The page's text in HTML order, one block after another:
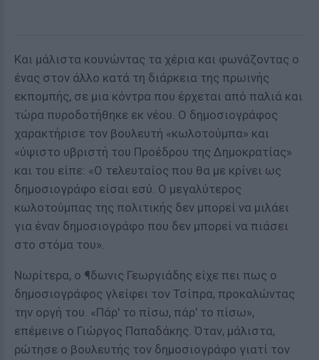
Και μάλιστα κουνώντας τα χέρια και φωνάζοντας ο
ένας στον άλλο κατά τη διάρκεια της πρωινής
εκπομπής, σε μια κόντρα που έρχεται από παλιά και
τώρα πυροδοτήθηκε εκ νέου. Ο δημοσιογράφος
χαρακτήρισε τον βουλευτή «κωλοτούμπα» και
«ύψιστο υβριστή του Προέδρου της Δημοκρατίας»
και του είπε: «Ο τελευταίος που θα με κρίνει ως
δημοσιογράφο είσαι εσύ. Ο μεγαλύτερος
κωλοτούμπας της πολιτικής δεν μπορεί να μιλάει
για έναν δημοσιογράφο που δεν μπορεί να πιάσει
στο στόμα του».
Νωρίτερα, ο ¶δωνις Γεωργιάδης είχε πει πως ο
δημοσιογράφος γλείφει τον Τσίπρα, προκαλώντας
την οργή του. «Πάρ' το πίσω, πάρ' το πίσω»,
επέμεινε ο Γιώργος Παπαδάκης. Όταν, μάλιστα,
ρώτησε ο βουλευτής τον δημοσιογράφο γιατί τον